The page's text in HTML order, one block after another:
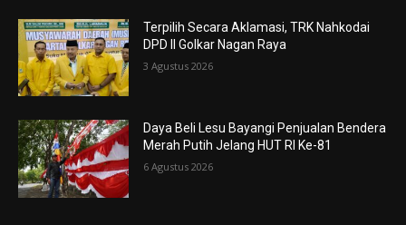
Terpilih Secara Aklamasi, TRK Nahkodai
DPD II Golkar Nagan Raya
3 Agustus 2026
Daya Beli Lesu Bayangi Penjualan Bendera
Merah Putih Jelang HUT RI Ke-81
6 Agustus 2026